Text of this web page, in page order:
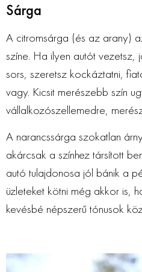
Sárga
A citromsárga (és az arany)
színe. Ha ilyen autót vezetsz,
sors, szeretsz kockáztatni,
vagy. Kicsit merészebb szín
vállalkozószellemedre,
A narancssárga szokatlan
akárcsak a színhez társított
autó tulajdonosa jól bánik a
üzleteket kötni még akkor is,
kevésbé népszerű tónusok